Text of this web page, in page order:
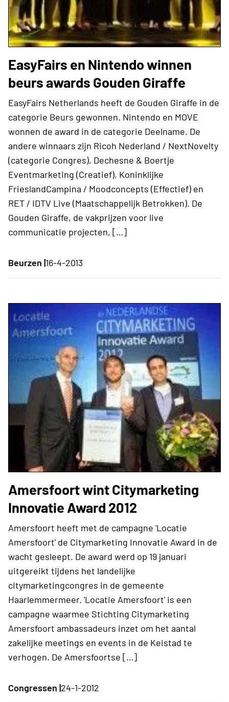
EasyFairs en Nintendo winnen
beurs awards Gouden Giraffe
EasyFairs Netherlands heeft de Gouden Giraffe in de
categorie Beurs gewonnen. Nintendo en MOVE
wonnen de award in de categorie Deelname. De
andere winnaars zijn Ricoh Nederland / ​NextNovelty
(categorie Congres), Dechesne & Boertje
Eventmarketing (Creatief), Koninklijke
FrieslandCampina / Moodconcepts (Effectief) en
RET / IDTV Live (Maatschappelijk Betrokken). De
Gouden Giraffe, de vakprijzen voor live
communicatie projecten, […]
Beurzen |16-4-2013
Amersfoort wint Citymarketing
Innovatie Award 2012
Amersfoort heeft met de campagne 'Locatie
Amersfoort' de Citymarketing Innovatie Award in de
wacht gesleept. De award werd op 19 januari
uitgereikt tijdens het landelijke
citymarketingcongres in de gemeente
Haarlemmermeer. 'Locatie Amersfoort' is een
campagne waarmee Stichting Citymarketing
Amersfoort ambassadeurs inzet om het aantal
zakelijke meetings en events in de Keistad te
verhogen. De Amersfoortse […]
Congressen |24-1-2012